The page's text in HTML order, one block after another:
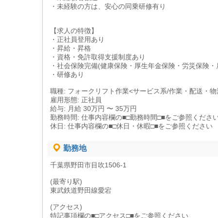
・未経験の方は、安心の同乗研修有り
【求人の特徴】
・正社員登用あり
・昇給・昇格
・資格・免許取得支援制度あり
・社会保険完備(健康保険・厚生年金保険・労災保険・
・研修あり
職種: フォークリフト作業<サービス系/作業・配送・物
雇用形態: 正社員
給与: 月給 30万円 〜 35万円
勤務時間: 仕事内容欄の■□勤務時間□■をご参照くださ
休日: 仕事内容欄の■□休日・休暇□■をご参照ください
勤務地
千葉県野田市目吹1506-1
(最寄り駅)
東武鉄道野田線愛宕
(アクセス)
特記事項欄の■□アクセス□■をご参照ください